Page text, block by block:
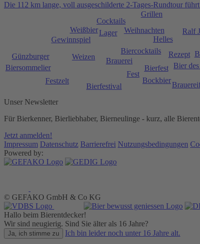
Die 112 km lange, voll ausgeschilderte 2-Tages-Rundtour
Rezept
Bier
Biercocktails
Helles
Bierfest
Brauerei
Ralf
Weihnachten
Weizen
Bockbier
Gewinnspiel
Weißbier
Cocktails
Bierfestival
Günzburger
Grillen
Festzelt
Biersommelier
Fest
Lager
Unser Newsletter
Für Bierkenner, Bierliebhaber, Bierneulinge - kurz, alle
Jetzt anmelden!
Impressum Datenschutz Barrierefrei Nutzungsbedingungen
Powered by:
© GEFAKO GmbH & Co KG
Hallo beim Bierentdecker!
Wir sind neugierig. Sind Sie älter als 16 Jahre?
Ja, ich stimme zu Ich bin leider noch unter 16 Jahre alt.